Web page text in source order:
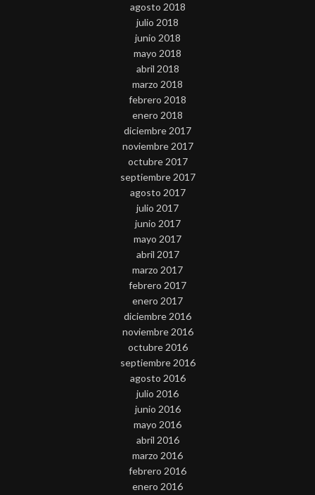
agosto 2018
julio 2018
junio 2018
mayo 2018
abril 2018
marzo 2018
febrero 2018
enero 2018
diciembre 2017
noviembre 2017
octubre 2017
septiembre 2017
agosto 2017
julio 2017
junio 2017
mayo 2017
abril 2017
marzo 2017
febrero 2017
enero 2017
diciembre 2016
noviembre 2016
octubre 2016
septiembre 2016
agosto 2016
julio 2016
junio 2016
mayo 2016
abril 2016
marzo 2016
febrero 2016
enero 2016